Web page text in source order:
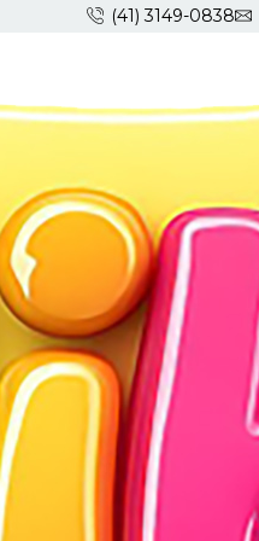
(41) 3149-0838